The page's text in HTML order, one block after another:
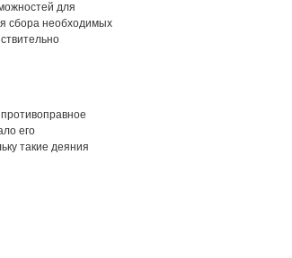
для
сбора необходимых
его
такие деяния